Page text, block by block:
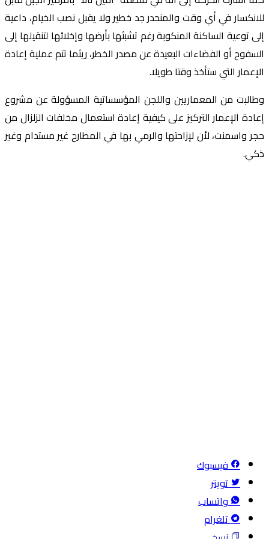
للانكسار في أي وقت والمنحدر جد خطير ولا يقبل نصب الخيام، داعية
إلى توعية الساكنة المنكوبة رغم تشبثها بأرضها وإخلائها لتنقيلها إلى
السفوح أو الفضاءات البعيدة عن مصدر الخطر، ريثما تتم عملية إعادة
الإعمار التي ستأخذ وقتا طويلا.
وطالبت من المعماريين واللجن المؤسساتية المسؤولة عن مشروع
إعادة الإعمار التركيز على كيفية إعادة استعمال مخلفات الزلزال من
حجر واسمنت، لأن لإزاحتها والرمي بها في المطارح غير مستدام وغير
ذكي.
فيسبوك
تويتر
واتساب
تلغرام